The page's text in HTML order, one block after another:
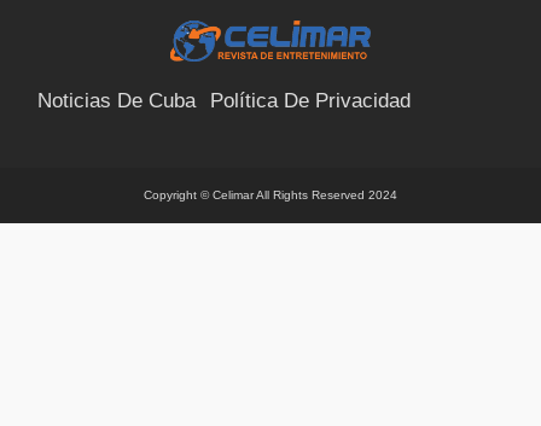
Noticias De Cuba Política De Privacidad
Copyright © Celimar All Rights Reserved 2024